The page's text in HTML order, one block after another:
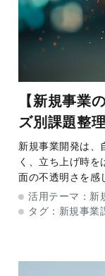
【新規事業
ズ別課題整
介
新規事業開発は、
く、立ち上げ時
面の不透明さを感
うか。そんな中、
穴があるか」をあ
活用テーマ： 新
タグ： 新規事業